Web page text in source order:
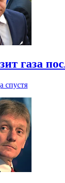
газа
спустя